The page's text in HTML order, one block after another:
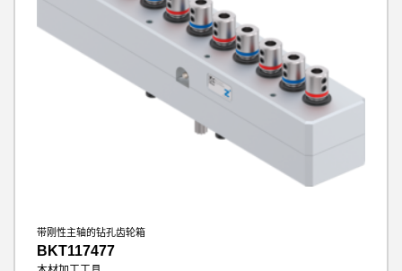
带刚性主轴的钻孔齿轮箱
BKT117477